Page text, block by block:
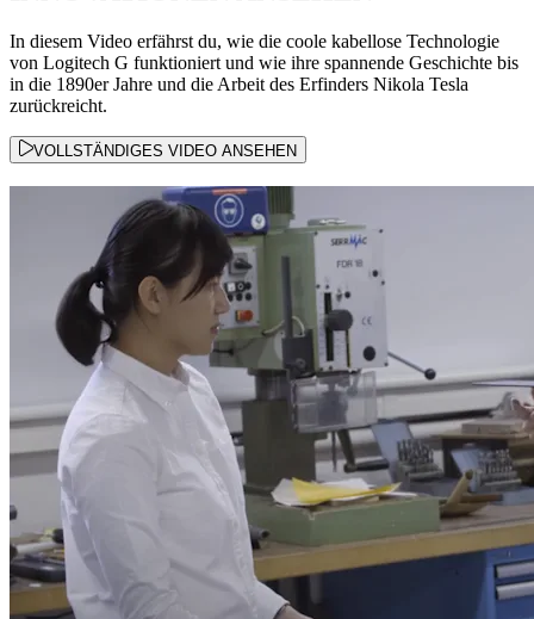
In diesem Video erfährst du, wie die coole kabellose Technologie
von Logitech G funktioniert und wie ihre spannende Geschichte bis
in die 1890er Jahre und die Arbeit des Erfinders Nikola Tesla
zurückreicht.
VOLLSTÄNDIGES VIDEO ANSEHEN